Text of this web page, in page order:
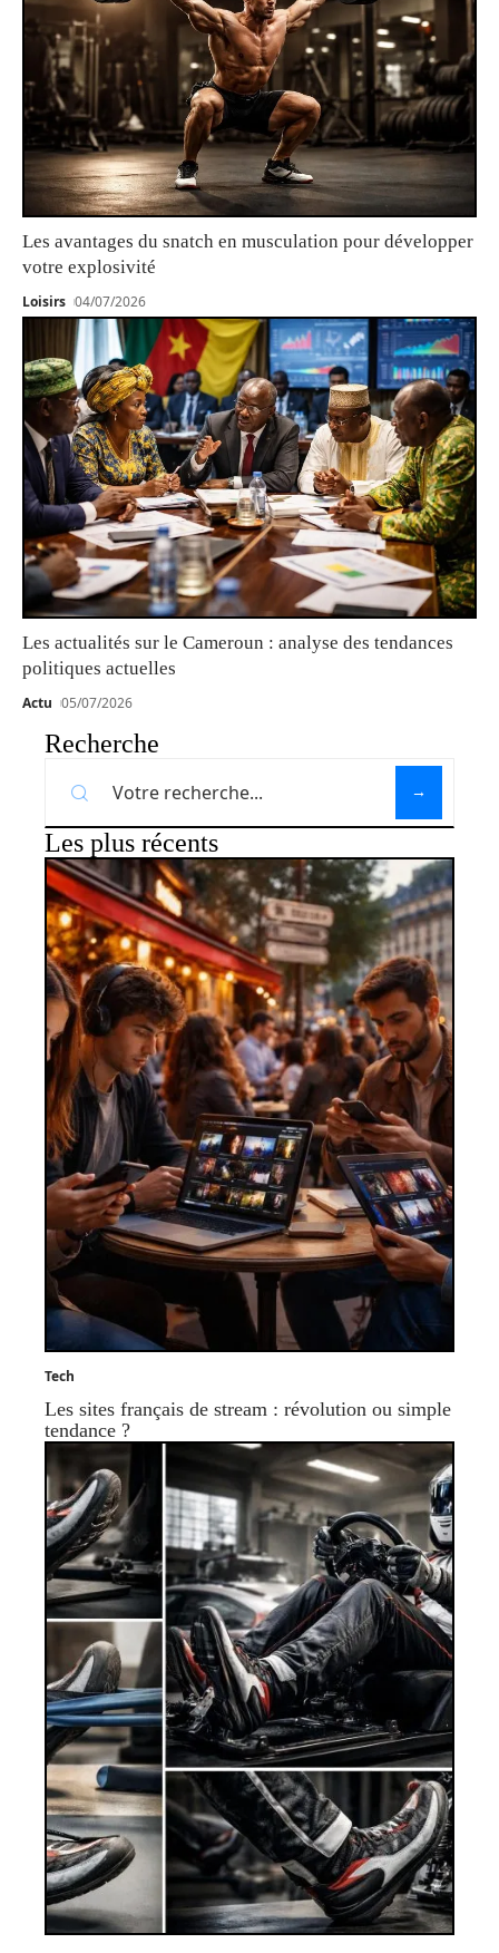
Les avantages du snatch en musculation pour développer
votre explosivité
Loisirs 04/07/2026
Les actualités sur le Cameroun : analyse des tendances
politiques actuelles
Actu 05/07/2026
Recherche
Les plus récents
Tech
Les sites français de stream : révolution ou simple
tendance ?